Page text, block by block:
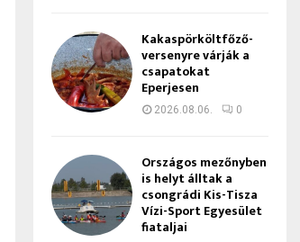
Kakaspörköltfőző-
versenyre várják a
csapatokat
Eperjesen
2026.08.06. 0
Országos mezőnyben
is helyt álltak a
csongrádi Kis-Tisza
Vízi-Sport Egyesület
fiataljai